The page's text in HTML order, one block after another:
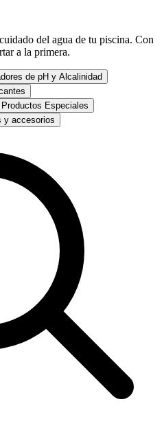
del agua de tu piscina. Con
a la primera.
de pH y Alcalinidad
Productos Especiales
y accesorios